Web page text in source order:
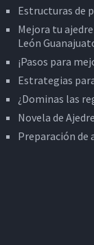
Estructuras de
Mejora tu
León
¡Pasos para
Estrategias
¿Dominas las
Novela de
Preparación de